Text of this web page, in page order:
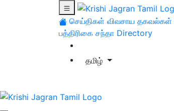
செய்திகள் விவசாய தகவல்கள்
பத்திரிகை சந்தா Directory
தமிழ்